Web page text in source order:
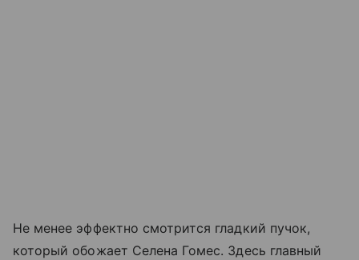
Не менее эффектно смотрится гладкий пучок,
который обожает Селена Гомес. Здесь главный